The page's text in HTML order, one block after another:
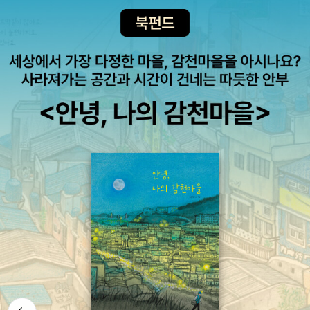
고, 5살이기도 하고, 37살이기도 하고, 50살 이기도 해. 그 세월들을
다 거쳐왔으니까. 그때가 어떤지 알지. 어린애가 되는 것이 적절할 때
는 어린애인 게 즐거워. 또 현명한 노인이 되는 것이 적절할 때는 현명
한 어른인 것이 기쁘네. 어떤 나이든 될 수 잇다는 것을 생각해보라구!
지금 이 나이에 이르기까지 모든 나이가 다 내 안에 있어. 이해가 되
나? 이런데 자네가 있는 그 자리가 어떻게 부러울 수 있겠나. 내가 다
거쳐온 시절인데?” 166-171 쪽 요약 그렇다. 젊은이를 부러워함은
부질없다. 젊은 시절을 거쳐온 지금이 있기 때문이다. 초로의 중년이
탱탱하고 싱그러운 외모를 쫓는다면 세월을 잊고 싶은 것일 뿐, 추할
뿐이다. 부러워해야 할 건 내가 헛되이 보낸 젊은 시절의 시간이다. 하
지만 모리 코치의 말대로 그 젊음은 내가 다 거쳐온 시절이 아니던가.
후회가 되거든 지금 하면 되는 일이다. 젊은 시절 공부를 못해 그들이
부럽다면 이제라도 공부를 하면 될 것이다. 여행이 꿈이었다면 그 시
절의 마음으로 지금 여행을 떠나고, 뜨거운 사랑이 부럽다면 지금의
동반자와 다시 사랑을 시작하면 된다. 심지어 나이트클럽을 이제 한
주류 담론이 지배하는 공간이 아니었다. 내게 글씨를 부탁했던 사람
과정에서 산화한 사람들이 역사의 변방이 아님은 물론이다. 열혈 중
심이다. 그렇기 때문에 변방의 의미를 단지 주변부의 의미로 읽는다
는 것은 지극히 천박한 관점일 수도 있다.' ... 첫머리부터 기대를 심어
간 앤을 보면서 어둡고 딱딱해진 내 마음의 문을 두드려 본다. 누구라
도 그리 할 수 있을 것이다.삼미 슈퍼 스타즈의 마지막 팬클럽. 내 인
생 최고의 소설이다. 이렇게 유쾌하게 웃기면서 진지하게 고민하고
감동까지 주다니,박민규 작가를 사랑하지 않을 수가 없다. 목표라고
생각하고 열심히 달려간 인생 길에서 길을 잃었을 때, 잠시 멈춰서서
숨돌릴 틈을 준다. 그리고 다시 생각하게 한다. 정말 내게 필요한 것.
내가 지켜야 하는 것. 내가 갖고 싶은 것들에 대해. 우린 너무 빨리 달
리고 있다. 가끔은 멈춰서 생각할 필요가 있다. 모자람만 못한 넘침을
피하기 위해서.
연어들의 힘든 행군 속에서 우리들이 사는 삶의 의미를 우의적으로
볼 수 있다.성장의 고통과 아픈 사랑을 알 수 있다.청소년들에게 추천
하고 싶은 가장 좋은 작품은 이 작품이다.읽고 읽고 또 읽어도 새록새
록 뜻이 묻어나는 좋은 작품이다.권위주의, 위선, 물질만능주의, 허무
주의로 인한 인간성 상실을 이야기하면서도 아름답고 순수한 감동을
주는 정말 좋은 작품이다.지고지순한 희생적인 사랑의 시들. 읽고 읽
고 생각하고 사랑을 실천하는 그런 청소년들이 되었으면 좋겠다.인도
를 여행하면서 만나는 인도 사람들의 감동적인 이야기. 괜찮아. 노프
라블럼. 여유를 배울 수 있다.
뒤로가